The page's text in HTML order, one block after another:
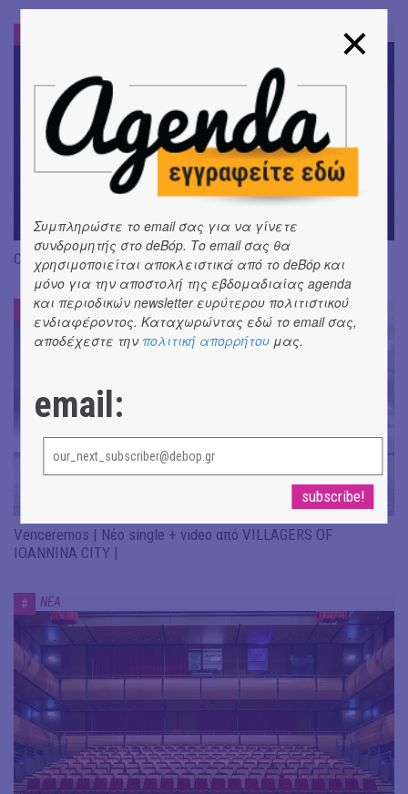
CRACK THE MIRROR - Art of Dreaming | Νέα κυκλοφορία
ΝΕΑ
Venceremos | Νέο single + video από VILLAGERS OF
IOANNINA CITY |
# ΝΕΑ
Συμπληρώστε το email σας για να γίνετε
συνδρομητής στο deBόp. Το email σας θα
χρησιμοποιείται αποκλειστικά από το deBόp και
μόνο για την αποστολή της εβδομαδιαίας agenda
και περιοδικών newsletter ευρύτερου πολιτιστικού
ενδιαφέροντος. Καταχωρώντας εδώ το email σας,
αποδέχεστε την πολιτική απορρήτου μας.
email: